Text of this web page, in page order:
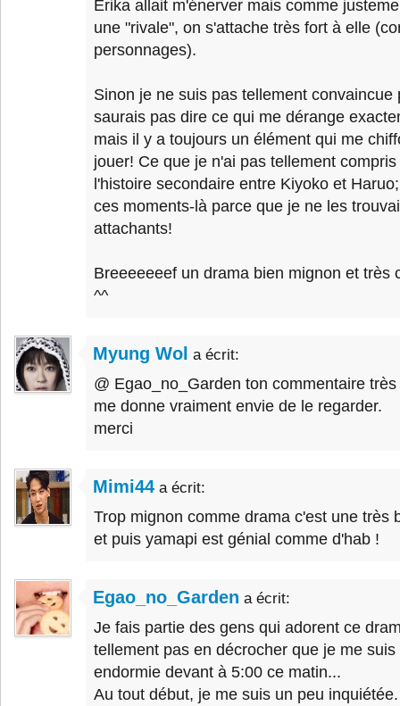
Erika allait m'énerver mais comme
une "rivale", on s'attache très fort à elle
personnages).
Sinon je ne suis pas tellement convaincue
saurais pas dire ce qui me dérange
mais il y a toujours un élément qui me
jouer! Ce que je n'ai pas tellement
l'histoire secondaire entre Kiyoko et
ces moments-là parce que je ne les
attachants!
Breeeeeeef un drama bien mignon et très
^^
Myung Wol a écrit:
@ Egao_no_Garden ton commentaire
me donne vraiment envie de le regarder.
merci
Mimi44 a écrit:
Trop mignon comme drama c'est une très
et puis yamapi est génial comme d'hab !
Egao_no_Garden a écrit:
Je fais partie des gens qui adorent ce
tellement pas en décrocher que je me
endormie devant à 5:00 ce matin...
Au tout début, je me suis un peu